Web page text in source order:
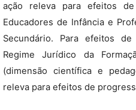
ação releva para efeitos
Educadores de Infância e
Secundário. Para efeitos
Regime Jurídico da
(dimensão científica e
releva para efeitos de